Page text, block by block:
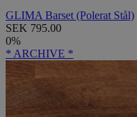
GLIMA Barset (Polerat Stål)
SEK 795.00
0%
* ARCHIVE *